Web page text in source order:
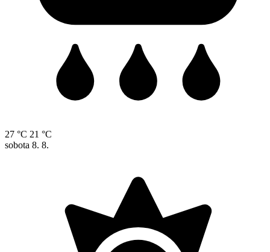
27 °C 21 °C
sobota 8. 8.